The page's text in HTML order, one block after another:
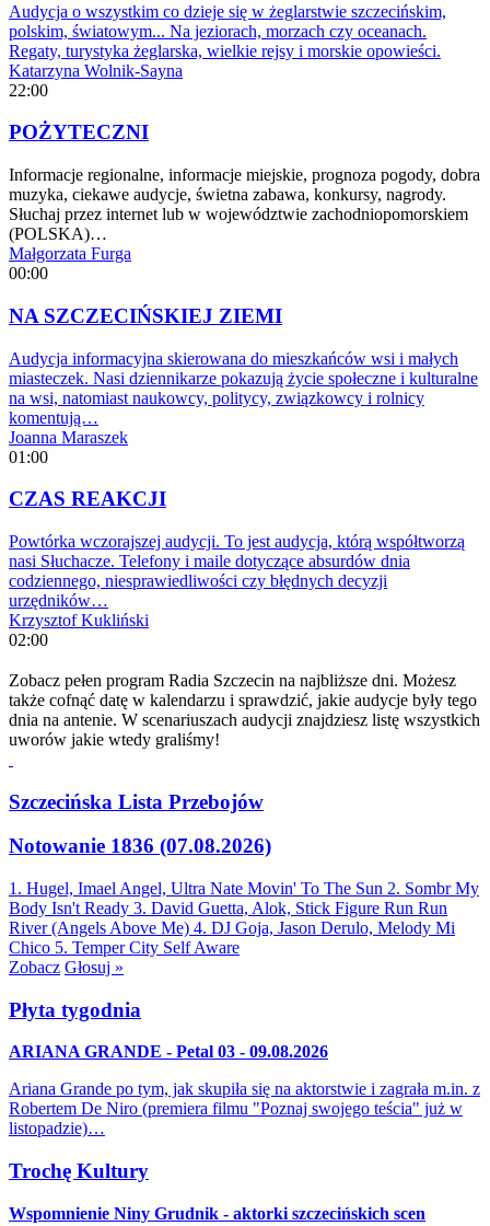
Audycja o wszystkim co dzieje się w żeglarstwie szczecińskim,
polskim, światowym... Na jeziorach, morzach czy oceanach.
Regaty, turystyka żeglarska, wielkie rejsy i morskie opowieści.
Katarzyna Wolnik-Sayna
22:00
POŻYTECZNI
Informacje regionalne, informacje miejskie, prognoza pogody, dobra
muzyka, ciekawe audycje, świetna zabawa, konkursy, nagrody.
Słuchaj przez internet lub w województwie zachodniopomorskiem
(POLSKA)…
Małgorzata Furga
00:00
NA SZCZECIŃSKIEJ ZIEMI
Audycja informacyjna skierowana do mieszkańców wsi i małych
miasteczek. Nasi dziennikarze pokazują życie społeczne i kulturalne
na wsi, natomiast naukowcy, politycy, związkowcy i rolnicy
komentują…
Joanna Maraszek
01:00
CZAS REAKCJI
Powtórka wczorajszej audycji. To jest audycja, którą współtworzą
nasi Słuchacze. Telefony i maile dotyczące absurdów dnia
codziennego, niesprawiedliwości czy błędnych decyzji
urzędników…
Krzysztof Kukliński
02:00
Zobacz pełen program Radia Szczecin na najbliższe dni. Możesz
także cofnąć datę w kalendarzu i sprawdzić, jakie audycje były tego
dnia na antenie. W scenariuszach audycji znajdziesz listę wszystkich
uworów jakie wtedy graliśmy!
Szczecińska Lista Przebojów
Notowanie 1836 (07.08.2026)
1. Hugel, Imael Angel, Ultra Nate Movin' To The Sun 2. Sombr My
Body Isn't Ready 3. David Guetta, Alok, Stick Figure Run Run
River (Angels Above Me) 4. DJ Goja, Jason Derulo, Melody Mi
Chico 5. Temper City Self Aware
Zobacz Głosuj »
Płyta tygodnia
ARIANA GRANDE - Petal 03 - 09.08.2026
Ariana Grande po tym, jak skupiła się na aktorstwie i zagrała m.in. z
Robertem De Niro (premiera filmu "Poznaj swojego teścia" już w
listopadzie)…
Trochę Kultury
Wspomnienie Niny Grudnik - aktorki szczecińskich scen